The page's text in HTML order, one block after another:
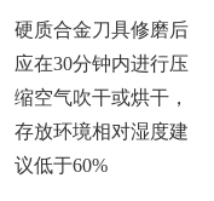
硬质合金刀具修磨后
应在30分钟内进行压
缩空气吹干或烘干，
存放环境相对湿度建
议低于60%